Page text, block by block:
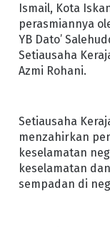
Ismail, Kota
perasmiannya
YB Dato’
Setiausaha
Azmi Rohani.
Setiausaha
menzahirkan
keselamatan
keselamatan
sempadan di